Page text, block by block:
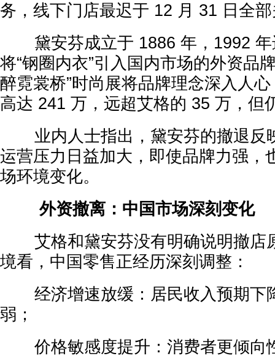
务，线下门店最迟于 12 月 31 日全
黛安芬成立于 1886 年，1992 年
将“钢圈内衣”引入国内市场的外资品
醉霓裳桥”时尚展将品牌理念深入人
高达 241 万，远超艾格的 35 万，但
业内人士指出，黛安芬的撤退反
运营压力日益加大，即使品牌力强，
场环境变化。
外资撤离：中国市场深刻变化
艾格和黛安芬没有明确说明撤店
境看，中国零售正经历深刻调整：
经济增速放缓：居民收入预期下
弱；
价格敏感度提升：消费者更倾向